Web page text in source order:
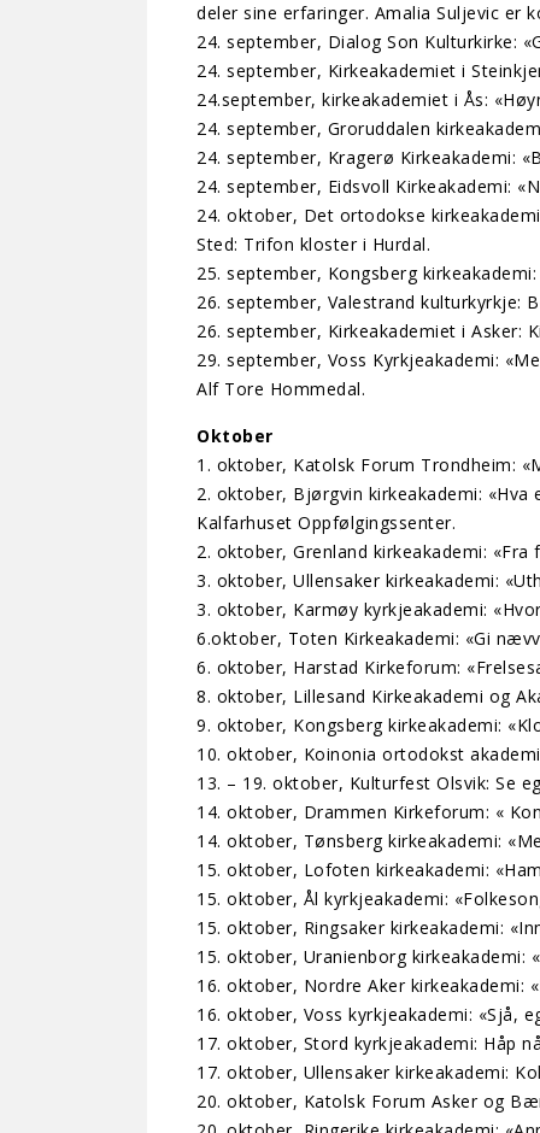
deler sine erfaringer. Amalia Suljevic er
24. september, Dialog Son Kulturkirke:
24. september, Kirkeakademiet i
24.september, kirkeakademiet i Ås:
24. september, Groruddalen
24. september, Kragerø Kirkeakademi:
24. september, Eidsvoll Kirkeakademi:
24. oktober, Det ortodokse
Sted: Trifon kloster i Hurdal.
25. september, Kongsberg
26. september, Valestrand kulturkyrkje:
26. september, Kirkeakademiet i Asker:
29. september, Voss Kyrkjeakademi:
Alf Tore Hommedal.
Oktober
1. oktober, Katolsk Forum Trondheim:
2. oktober, Bjørgvin kirkeakademi:
Kalfarhuset Oppfølgingssenter.
2. oktober, Grenland kirkeakademi:
3. oktober, Ullensaker kirkeakademi:
3. oktober, Karmøy kyrkjeakademi:
6.oktober, Toten Kirkeakademi: «Gi
6. oktober, Harstad Kirkeforum:
8. oktober, Lillesand Kirkeakademi og
9. oktober, Kongsberg kirkeakademi:
10. oktober, Koinonia ortodokst
13. – 19. oktober, Kulturfest Olsvik: Se
14. oktober, Drammen Kirkeforum: «
14. oktober, Tønsberg kirkeakademi:
15. oktober, Lofoten kirkeakademi:
15. oktober, Ål kyrkjeakademi:
15. oktober, Ringsaker kirkeakademi:
15. oktober, Uranienborg kirkeakademi:
16. oktober, Nordre Aker kirkeakademi:
16. oktober, Voss kyrkjeakademi: «Sjå,
17. oktober, Stord kyrkjeakademi: Håp
17. oktober, Ullensaker kirkeakademi:
20. oktober, Katolsk Forum Asker og